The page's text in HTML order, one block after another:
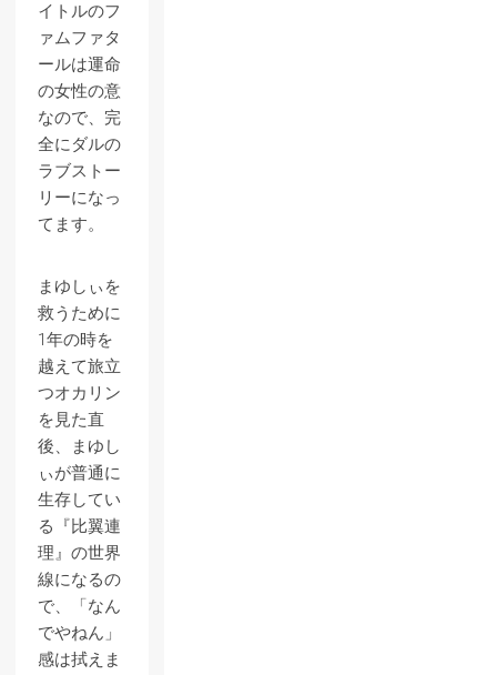
イトルのフ
ァムファタ
ールは運命
の女性の意
なので、完
全にダルの
ラブストー
リーになっ
てます。
まゆしぃを
救うために
1年の時を
越えて旅立
つオカリン
を見た直
後、まゆし
ぃが普通に
生存してい
る『比翼連
理』の世界
線になるの
で、「なん
でやねん」
感は拭えま